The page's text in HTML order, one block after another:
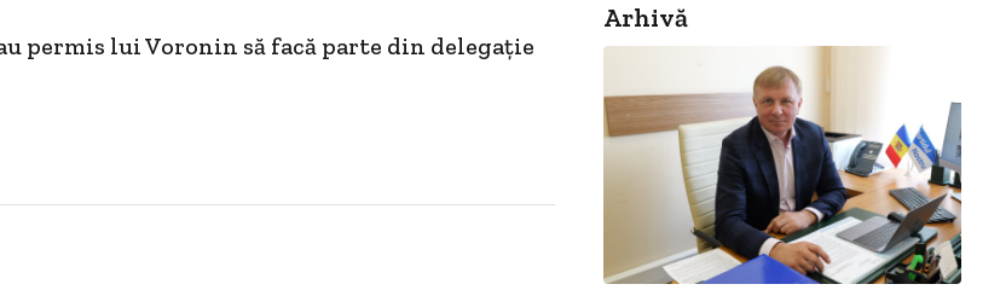
permis lui Voronin să facă parte din delegaţie
Arhivă